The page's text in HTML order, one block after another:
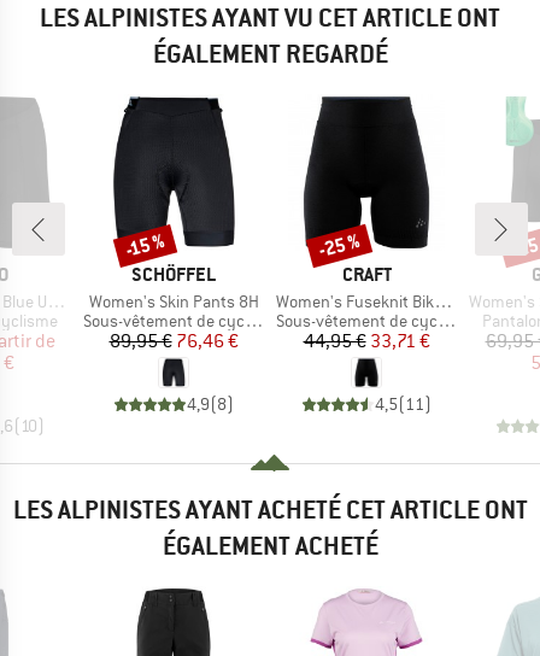
LES ALPINISTES AYANT VU CET ARTICLE ONT
ÉGALEMENT REGARDÉ
réduit
de
( 10)
MARQUE
SCHÖFFEL
Article
Women's Skin Pants 8H
Product group
Sous-vêtement de cyclisme
Prix
89,95 €Prix réduit
76,46 €
4,9(8)
Remise
-15 %
MARQUE
CRAFT
Article
Women's Fuseknit Bike Boxer
Product group
Sous-vêtement de cyclisme
Prix
44,95 €Prix réduit
33,71 €
4,5( 11)
Remise
-25 %
Article
Women's
69,95
-
LES ALPINISTES AYANT ACHETÉ CET ARTICLE ONT
ÉGALEMENT ACHETÉ